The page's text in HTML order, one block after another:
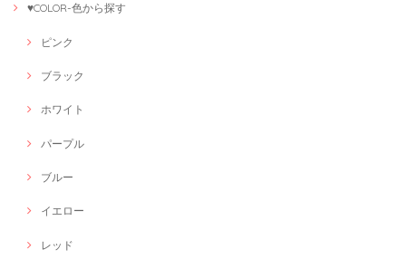
♥COLOR-色から探す
ピンク
ブラック
ホワイト
パープル
ブルー
イエロー
レッド